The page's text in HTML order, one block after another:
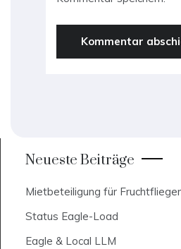
Neueste Beiträge
Mietbeteiligung für
Status Eagle-Load
Eagle & Local LLM